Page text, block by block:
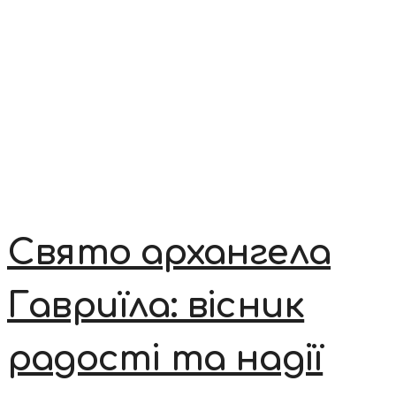
Свято архангела
Гавриїла: вісник
радості та надії